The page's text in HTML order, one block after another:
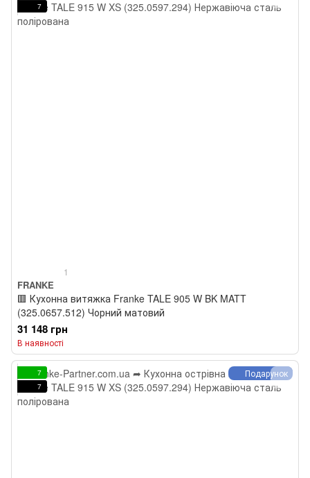
7
1
FRANKE
🟥 Кухонна витяжка Franke TALE 905 W BK MATT
(325.0657.512) Чорний матовий
31 148 грн
В наявності
Подарунок
7
7